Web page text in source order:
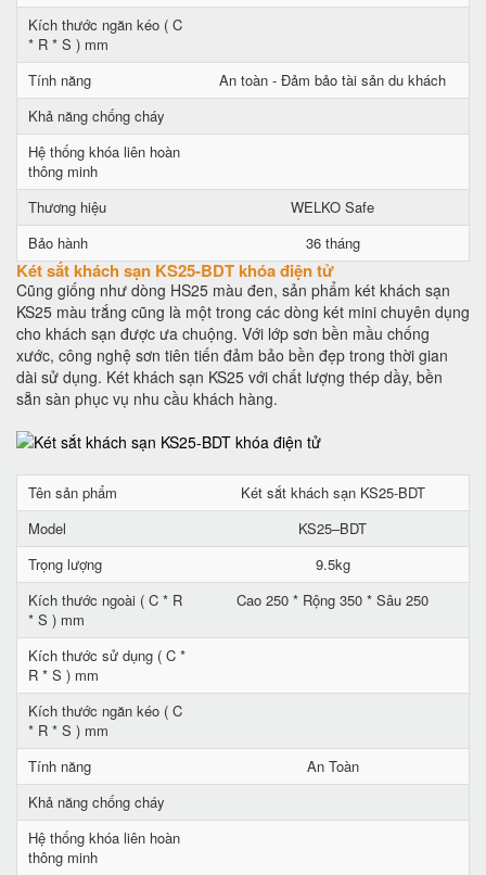
Kích thước ngăn kéo ( C
* R * S ) mm
Tính năng
An toàn - Đảm bảo tài sản du khách
Khả năng chống cháy
Hệ thống khóa liên hoàn
thông minh
Thương hiệu
WELKO Safe
Bảo hành
36 tháng
Két sắt khách sạn KS25-BDT khóa điện tử
Cũng giống như dòng HS25 màu đen, sản phẩm két khách sạn
KS25 màu trắng cũng là một trong các dòng két mini chuyên dụng
cho khách sạn được ưa chuộng. Với lớp sơn bền mầu chống
xước, công nghệ sơn tiên tiến đảm bảo bền đẹp trong thời gian
dài sử dụng. Két khách sạn KS25 với chất lượng thép dầy, bền
sẵn sàn phục vụ nhu cầu khách hàng.
Tên sản phẩm
Két sắt khách sạn KS25-BDT
Model
KS25–BDT
Trọng lượng
9.5kg
Kích thước ngoài ( C * R
* S ) mm
Cao 250 * Rộng 350 * Sâu 250
Kích thước sử dụng ( C *
R * S ) mm
Kích thước ngăn kéo ( C
* R * S ) mm
Tính năng
An Toàn
Khả năng chống cháy
Hệ thống khóa liên hoàn
thông minh